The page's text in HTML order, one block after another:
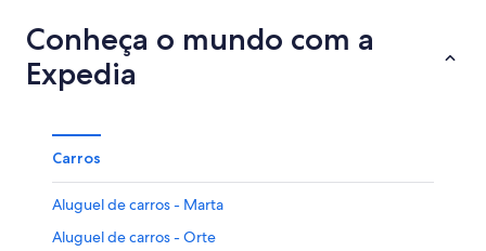
Conheça o mundo com a
Expedia
Carros
Aluguel de carros - Marta
Aluguel de carros - Orte